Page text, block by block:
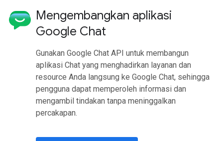
Mengembangkan aplikasi
Google Chat
Gunakan Google Chat API untuk membangun
aplikasi Chat yang menghadirkan layanan dan
resource Anda langsung ke Google Chat, sehingga
pengguna dapat memperoleh informasi dan
mengambil tindakan tanpa meninggalkan
percakapan.